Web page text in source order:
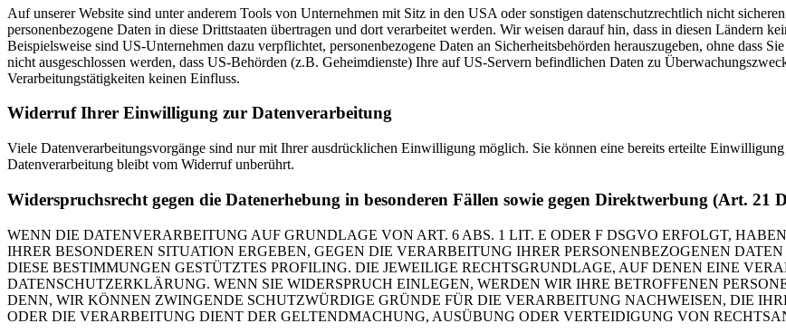
Auf unserer Website sind unter anderem Tools von Unternehmen mit Sitz in den USA oder sonstigen datenschutzrechtlich nicht
personenbezogene Daten in diese Drittstaaten übertragen und dort verarbeitet werden. Wir weisen darauf hin, dass in diesen Ländern
Beispielsweise sind US-Unternehmen dazu verpflichtet, personenbezogene Daten an Sicherheitsbehörden herauszugeben, ohne dass
nicht ausgeschlossen werden, dass US-Behörden (z.B. Geheimdienste) Ihre auf US-Servern befindlichen Daten zu
Verarbeitungstätigkeiten keinen Einfluss.
Widerruf Ihrer Einwilligung zur Datenverarbeitung
Viele Datenverarbeitungsvorgänge sind nur mit Ihrer ausdrücklichen Einwilligung möglich. Sie können eine bereits erteilte
Datenverarbeitung bleibt vom Widerruf unberührt.
Widerspruchsrecht gegen die Datenerhebung in besonderen Fällen sowie gegen Direktwerbung (Art. 21
WENN DIE DATENVERARBEITUNG AUF GRUNDLAGE VON ART. 6 ABS. 1 LIT. E ODER F DSGVO ERFOLGT,
IHRER BESONDEREN SITUATION ERGEBEN, GEGEN DIE VERARBEITUNG IHRER PERSONENBEZOGENEN
DIESE BESTIMMUNGEN GESTÜTZTES PROFILING. DIE JEWEILIGE RECHTSGRUNDLAGE, AUF DENEN EINE
DATENSCHUTZERKLÄRUNG. WENN SIE WIDERSPRUCH EINLEGEN, WERDEN WIR IHRE BETROFFENEN
DENN, WIR KÖNNEN ZWINGENDE SCHUTZWÜRDIGE GRÜNDE FÜR DIE VERARBEITUNG NACHWEISEN, DIE
ODER DIE VERARBEITUNG DIENT DER GELTENDMACHUNG, AUSÜBUNG ODER VERTEIDIGUNG VON